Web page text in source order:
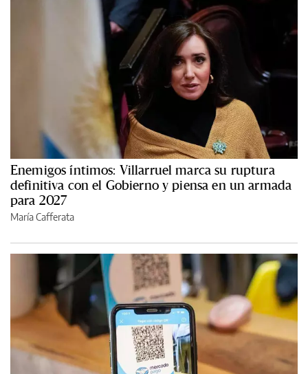
Enemigos íntimos: Villarruel marca su ruptura
definitiva con el Gobierno y piensa en un armada
para 2027
María Cafferata